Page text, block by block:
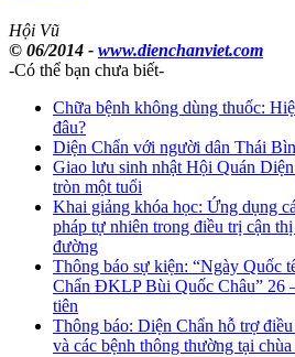
Hội Vũ
© 06/2014 - www.dienchanviet.com
-Có thể bạn chưa biết-
Chữa bệnh không dùng thuốc:
đâu?
Diện Chẩn với người dân Thái
Giao lưu sinh nhật Hội Quán
tròn một tuổi
Khai giảng khóa học: Ứng dụng
pháp tự nhiên trong điều trị cận
đường
Thông báo sự kiện: “Ngày Quốc
Chẩn ĐKLP Bùi Quốc Châu” 26
tiên
Thông báo: Diện Chẩn hỗ trợ
và các bệnh thông thường tại